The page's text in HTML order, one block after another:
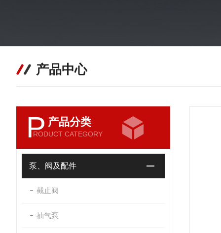
产品中心
P 产品分类
RODUCT CATEGORY
泵、阀及配件
截止阀
抽气泵